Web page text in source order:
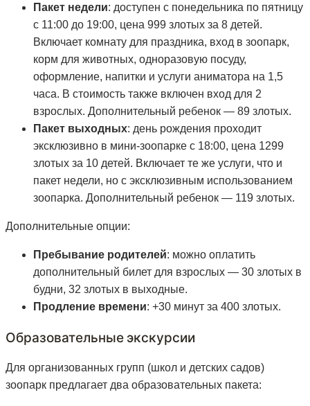
Пакет недели: доступен с понедельника по пятницу
с 11:00 до 19:00, цена 999 злотых за 8 детей.
Включает комнату для праздника, вход в зоопарк,
корм для животных, одноразовую посуду,
оформление, напитки и услуги аниматора на 1,5
часа. В стоимость также включен вход для 2
взрослых. Дополнительный ребенок — 89 злотых.
Пакет выходных: день рождения проходит
эксклюзивно в мини-зоопарке с 18:00, цена 1299
злотых за 10 детей. Включает те же услуги, что и
пакет недели, но с эксклюзивным использованием
зоопарка. Дополнительный ребенок — 119 злотых.
Дополнительные опции:
Пребывание родителей: можно оплатить
дополнительный билет для взрослых — 30 злотых в
будни, 32 злотых в выходные.
Продление времени: +30 минут за 400 злотых.
Образовательные экскурсии
Для организованных групп (школ и детских садов)
зоопарк предлагает два образовательных пакета: